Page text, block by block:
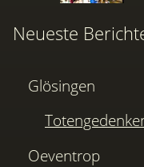
Neueste
Glösingen
Oeventrop